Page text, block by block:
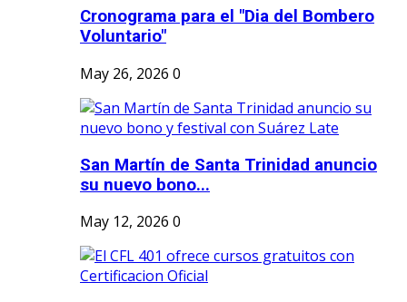
Cronograma para el "Dia del Bombero
Voluntario"
May 26, 2026 0
San Martín de Santa Trinidad anuncio
su nuevo bono...
May 12, 2026 0